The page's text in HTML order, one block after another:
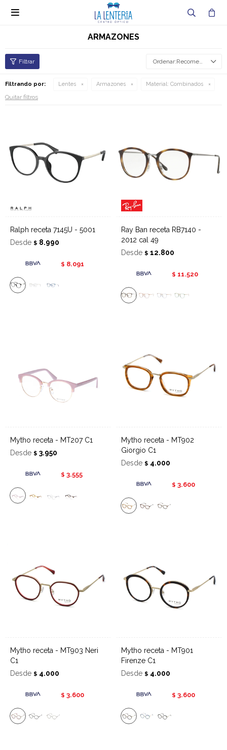

ARMAZONES
Recomendados
Filtrando por: Lentes Armazones Material: Combinados
Quitar filtros
Ralph receta 7145U - 5001
Desde $ 8.990
$ 8.091
Ray Ban receta RB7140 -
2012 cal 49
Desde $ 12.800
$ 11.520
Mytho receta - MT207 C1
Desde $ 3.950
$ 3.555
Mytho receta - MT902
Giorgio C1
Desde $ 4.000
$ 3.600
Mytho receta - MT903 Neri
C1
Desde $ 4.000
$ 3.600
Mytho receta - MT901
Firenze C1
Desde $ 4.000
$ 3.600